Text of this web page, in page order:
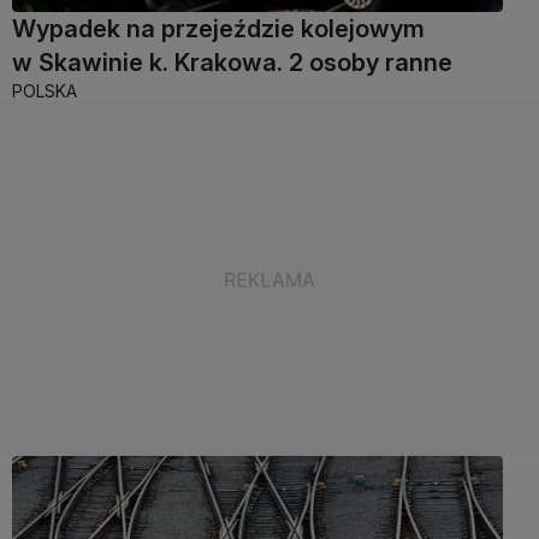
Wypadek na przejeździe kolejowym
w Skawinie k. Krakowa. 2 osoby ranne
POLSKA